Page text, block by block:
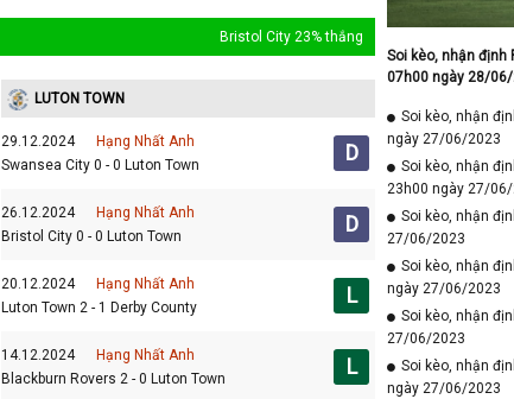
Bristol City 23% thắng
LUTON TOWN
29.12.2024
Hạng Nhất Anh
Swansea City 0 - 0 Luton Town
D
26.12.2024
Hạng Nhất Anh
Bristol City 0 - 0 Luton Town
D
20.12.2024
Hạng Nhất Anh
Luton Town 2 - 1 Derby County
L
14.12.2024
Hạng Nhất Anh
Blackburn Rovers 2 - 0 Luton Town
L
Soi kèo, nhận định
07h00 ngày 28/
Soi kèo, nhận
ngày 27/06/2023
Soi kèo, nhận
23h00 ngày 27/
Soi kèo, nhận
27/06/2023
Soi kèo, nhận
ngày 27/06/2023
Soi kèo, nhận
27/06/2023
Soi kèo, nhận
ngày 27/06/2023